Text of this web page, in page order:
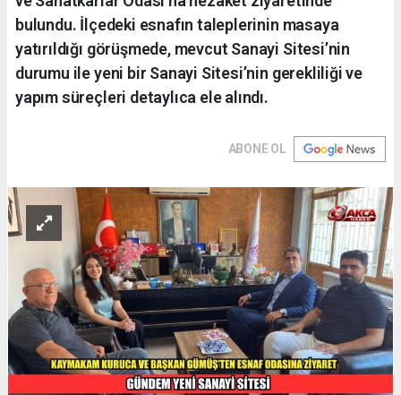
bulundu. İlçedeki esnafın taleplerinin masaya
yatırıldığı görüşmede, mevcut Sanayi Sitesi’nin
durumu ile yeni bir Sanayi Sitesi’nin gerekliliği ve
yapım süreçleri detaylıca ele alındı.
ABONE OL